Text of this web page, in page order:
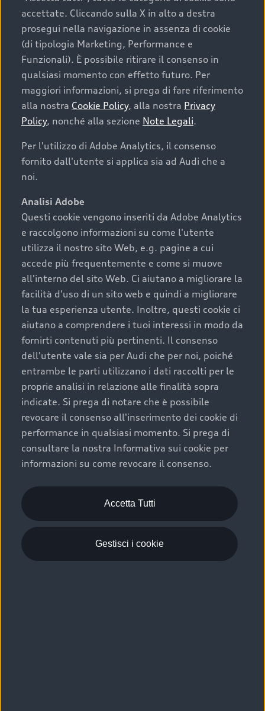
marchio. Audi offre l’auto usata perfetta tramite Audi
Prima Scelta :plus
Cosa sapere prima di
acquistare la tua prossima
auto
I requisiti fondamentali da considerare prima di
acquistare un’auto usata, oltre al prezzo e all'aspetto,
chilometraggio: un valore contenuto corrisponde a
uno stato migliore del veicolo e a una maggiore
durata nel tempo;
cronologia dei tagliandi: una documentazione
completa della vettura certifica una manutenzione
costante e accurata;
condizioni della carrozzeria e degli interni: una
buona conservazione evidenzia cura e attenzione del
precedente proprietario;
efficienza meccanica: motore, trasmissione e
componenti principali in ottimo stato garantiscono
prestazioni affidabili e sicure.
Acquistare un’auto usata in una Concessionaria ufficiale
Audi che offre l’usato garantito tramite Audi Prima
Scelta :plus, significa affidarsi ad un prodotto che viene
sottoposto a 110 controlli approfonditi e coperto da
garanzia fino a 4 anni per una maggiore tutela del tuo
acquisto.
accettate. Cliccando sulla X in alto a destra
prosegui nella navigazione in assenza di cookie
(di tipologia Marketing, Performance e
Funzionali). È possibile ritirare il consenso in
qualsiasi momento con effetto futuro. Per
maggiori informazioni, si prega di fare riferimento
alla nostra Cookie Policy, alla nostra Privacy
Policy, nonché alla sezione Note Legali.
Per l'utilizzo di Adobe Analytics, il consenso
fornito dall'utente si applica sia ad Audi che a
noi.
Analisi Adobe
Questi cookie vengono inseriti da Adobe Analytics
e raccolgono informazioni su come l'utente
utilizza il nostro sito Web, e.g. pagine a cui
accede più frequentemente e come si muove
all'interno del sito Web. Ci aiutano a migliorare la
facilità d'uso di un sito web e quindi a migliorare
la tua esperienza utente. Inoltre, questi cookie ci
aiutano a comprendere i tuoi interessi in modo da
fornirti contenuti più pertinenti. Il consenso
dell'utente vale sia per Audi che per noi, poiché
entrambe le parti utilizzano i dati raccolti per le
proprie analisi in relazione alle finalità sopra
indicate. Si prega di notare che è possibile
revocare il consenso all'inserimento dei cookie di
performance in qualsiasi momento. Si prega di
consultare la nostra Informativa sui cookie per
informazioni su come revocare il consenso.
Accetta Tutti
Gestisci i cookie